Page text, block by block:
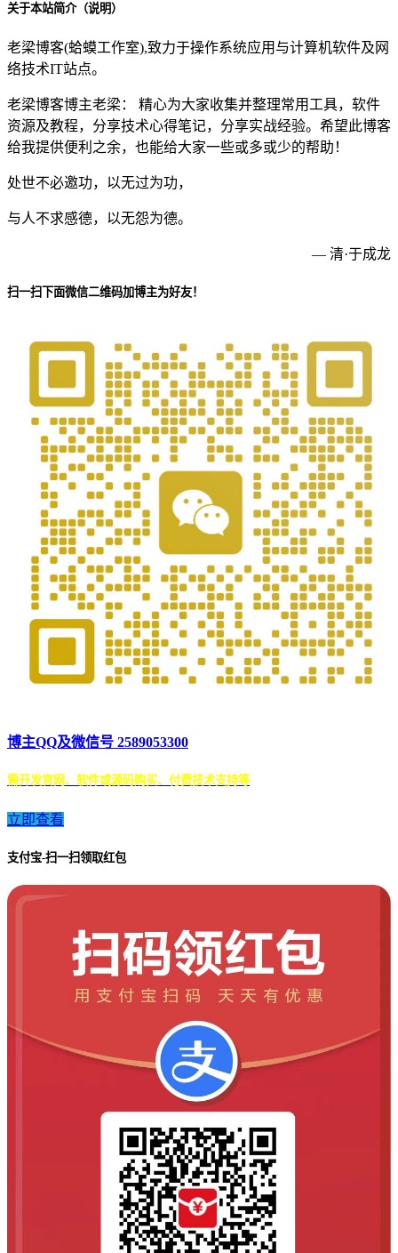
关于本站简介（说明）
老梁博客(蛤蟆工作室),致力于操作系统应用与计算机软件及网
络技术IT站点。
老梁博客博主老梁： 精心为大家收集并整理常用工具，软件
资源及教程，分享技术心得笔记，分享实战经验。希望此博客
给我提供便利之余，也能给大家一些或多或少的帮助！
处世不必邀功，以无过为功，
与人不求感德，以无怨为德。
— 清·于成龙
扫一扫下面微信二维码加博主为好友！
博主QQ及微信号 2589053300
需开发官网、软件或源码购买、付费技术支持等
立即查看
支付宝-扫一扫领取红包